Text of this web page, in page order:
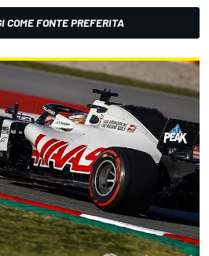
COME FONTE PREFERITA